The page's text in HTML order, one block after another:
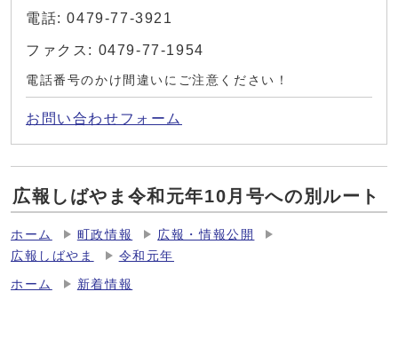
電話: 0479-77-3921
ファクス: 0479-77-1954
電話番号のかけ間違いにご注意ください！
お問い合わせフォーム
広報しばやま令和元年10月号への別ルート
ホーム 町政情報
広報・情報公開
広報しばやま
令和元年
ホーム 新着情報